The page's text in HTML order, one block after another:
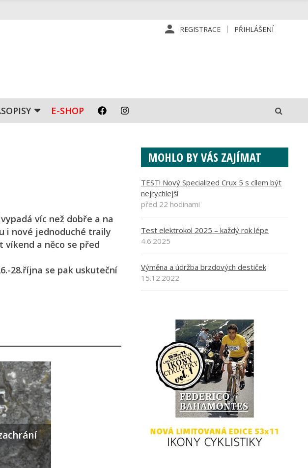
REGISTRACE PŘIHLÁŠENÍ
E-SHOP
víc než dobře a na
i nové jednoduché traily
víkend a něco se před
28.října se pak uskuteční
MOHLO BY VÁS ZAJÍMAT
TEST! Nový Specialized Crux 5 s cílem být
nejrychlejší
před 22 hodinami
Test elektrokol 2025 – každý rok lépe
4.6.2025
Výměna a údržba brzdových destiček
15.12.2022